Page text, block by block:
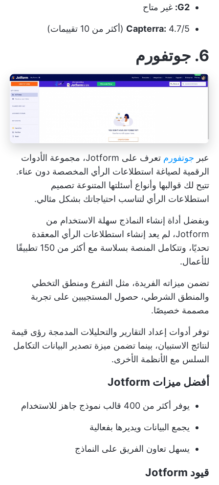
G2: غير متاح
Capterra: 4.7/5 (أكثر من 10 تقييمات)
6. جوتفورم
عبر جوتفورم
تعرف على Jotform، مجموعة الأدوات
الرقمية لصياغة استطلاعات الرأي المخصصة دون عناء.
تتيح لك قوالبها وأنواع أسئلتها المتنوعة تصميم
استطلاعات الرأي لتناسب احتياجاتك بشكل مثالي.
وبفضل أداة إنشاء النماذج سهلة الاستخدام من
Jotform، لم يعد إنشاء استطلاعات الرأي المعقدة
تحديًا، وتتكامل المنصة بسلاسة مع أكثر من 150 تطبيقًا
للأعمال.
تضمن ميزاته الفريدة، مثل التفرع ومنطق التخطي
والمنطق الشرطي، حصول المستجيبين على تجربة
مصممة خصيصًا.
توفر أدوات إعداد التقارير والتحليلات المدمجة رؤى قيمة
لنتائج الاستبيان، بينما تضمن ميزة تصدير البيانات التكامل
السلس مع الأنظمة الأخرى.
أفضل ميزات Jotform
يوفر أكثر من 400 قالب نموذج جاهز للاستخدام
يجمع البيانات ويديرها بفعالية
يسهل تعاون الفريق على النماذج
قيود Jotform